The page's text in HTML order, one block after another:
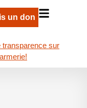
un don
transparence sur